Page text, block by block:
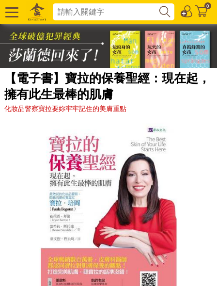
0
【電子書】寶拉的保養聖經：現在起，
擁有此生最棒的肌膚
化妝品警察寶拉要妳牢牢記住的美膚重點